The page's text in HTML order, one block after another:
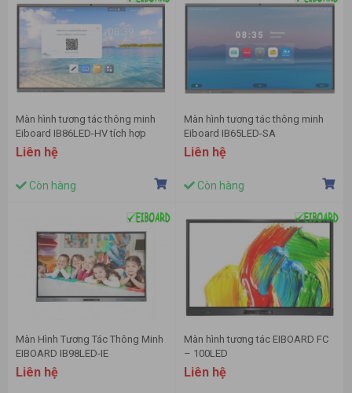
Màn hình tương tác thông minh
Eiboard IB86LED-HV tích hợp
camera
Liên hệ
Còn hàng
Màn hình tương tác thông minh
Eiboard IB65LED-SA
Liên hệ
Còn hàng
Màn Hình Tương Tác Thông Minh
EIBOARD IB98LED-IE
Liên hệ
Màn hình tương tác EIBOARD FC
– 100LED
Liên hệ